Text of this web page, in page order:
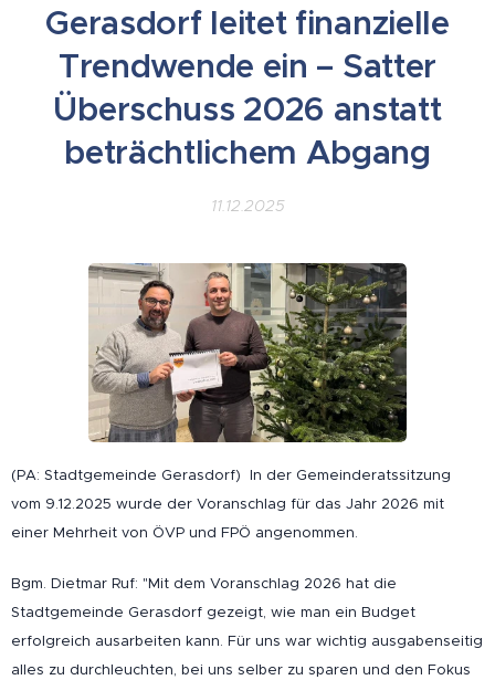
Gerasdorf leitet finanzielle
Trendwende ein – Satter
Überschuss 2026 anstatt
beträchtlichem Abgang
11.12.2025
(PA: Stadtgemeinde Gerasdorf) In der Gemeinderatssitzung
vom 9.12.2025 wurde der Voranschlag für das Jahr 2026 mit
einer Mehrheit von ÖVP und FPÖ angenommen.
Bgm. Dietmar Ruf: "Mit dem Voranschlag 2026 hat die
Stadtgemeinde Gerasdorf gezeigt, wie man ein Budget
erfolgreich ausarbeiten kann. Für uns war wichtig ausgabenseitig
alles zu durchleuchten, bei uns selber zu sparen und den Fokus